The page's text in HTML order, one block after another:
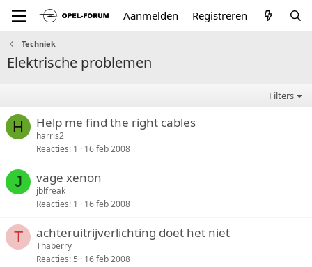
Aanmelden Registreren
Techniek
Elektrische problemen
Filters
H Help me find the right cables
harris2
Reacties 1 16 feb 2008
J vage xenon
jblfreak
Reacties 1 16 feb 2008
T achteruitrijverlichting doet het niet
Thaberry
Reacties 5 16 feb 2008